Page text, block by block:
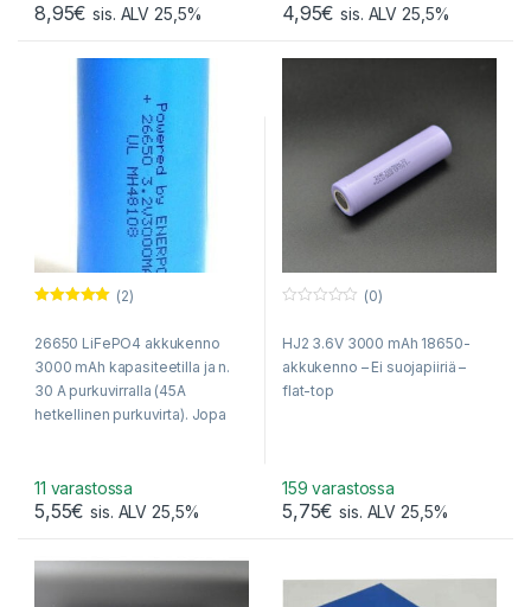
8,95€ sis. ALV 25,5% 4,95€ sis. ALV 25,5%
5.00/ 5
(2)
26650 LiFePO4 akkukenno
3000 mAh kapasiteetilla ja n.
30 A purkuvirralla (45A
hetkellinen purkuvirta). Jopa
11 varastossa
5,55€ sis. ALV 25,5%
u
o
f
(0)
HJ2 3.6V 3000 mAh 18650-
akkukenno – Ei suojapiiriä –
flat-top
159 varastossa
5,75€ sis. ALV 25,5%